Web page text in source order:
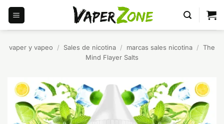
Saltar
contenido
vaper y vapeo / Sales de nicotina / marcas sales nicotina / The
Mind Flayer Salts